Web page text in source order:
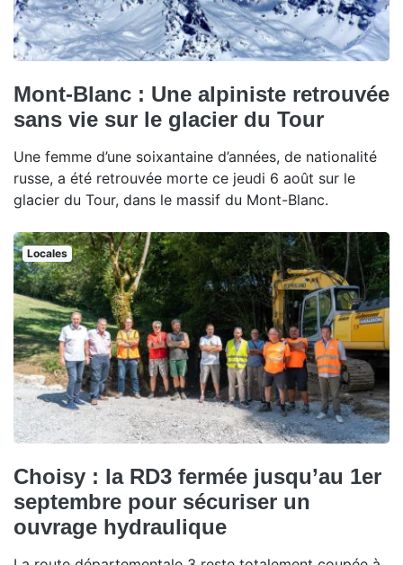
Mont-Blanc : Une alpiniste retrouvée
sans vie sur le glacier du Tour
Une femme d’une soixantaine d’années, de nationalité
russe, a été retrouvée morte ce jeudi 6 août sur le
glacier du Tour, dans le massif du Mont-Blanc.
Locales
Choisy : la RD3 fermée jusqu’au 1er
septembre pour sécuriser un
ouvrage hydraulique